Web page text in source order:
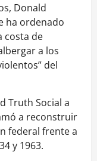
Donald
ha ordenado
costa de
a los
del
Truth Social a
a reconstruir
federal frente a
y 1963.